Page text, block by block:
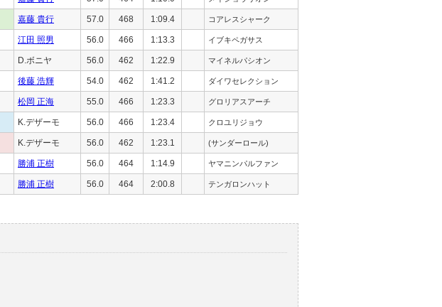
嘉藤 貴行 57.0 468 1:09.4 コアレスシャーク
江田 照男 56.0 466 1:13.3 イブキペガサス
D.ボニヤ 56.0 462 1:22.9 マイネルパシオン
後藤 浩輝 54.0 462 1:41.2 ダイワセレクション
松岡 正海 55.0 466 1:23.3 グロリアスアーチ
K.デザーモ 56.0 466 1:23.4 クロユリジョウ
K.デザーモ 56.0 462 1:23.1 (サンダーロール)
勝浦 正樹 56.0 464 1:14.9 ヤマニンパルファン
勝浦 正樹 56.0 464 2:00.8 テンガロンハット